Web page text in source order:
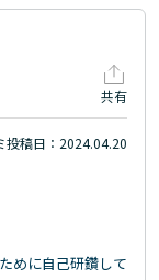
共有
投稿日：2024.04.20
めに自己研鑽して